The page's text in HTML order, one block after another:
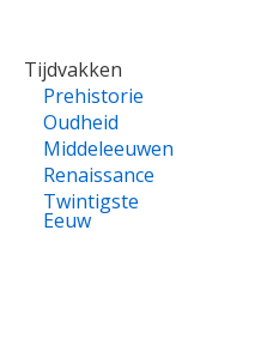
Tijdvakken
Prehistorie
Oudheid
Middeleeuwen
Renaissance
Twintigste
Eeuw